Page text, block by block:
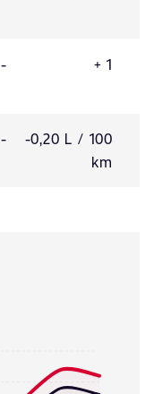
- + 1
-
-0,20 L / 100
km